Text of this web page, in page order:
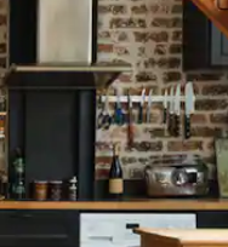
ou en appuyant dessus